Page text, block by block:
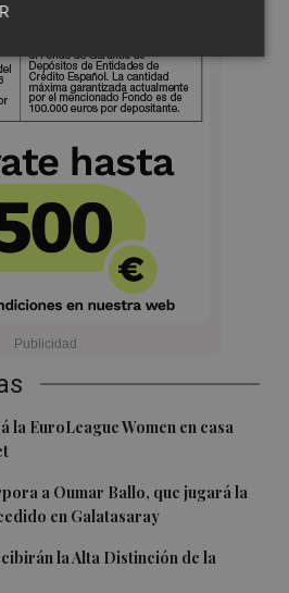
la EuroLeague Women en casa
a Oumar Ballo, que jugará la
en Galatasaray
la Alta Distinción de la